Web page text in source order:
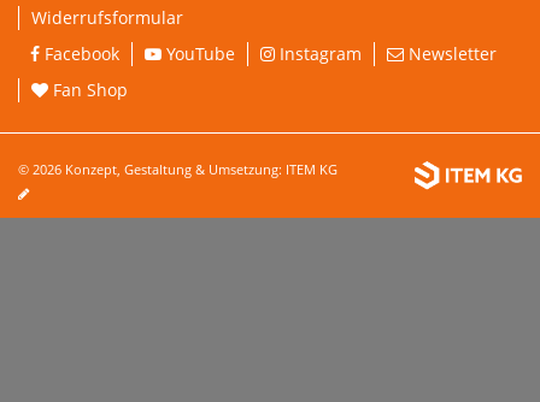
Widerrufsformular
Facebook
YouTube Instagram
Newsletter
Fan Shop
© 2026 Konzept, Gestaltung & Umsetzung: ITEM KG